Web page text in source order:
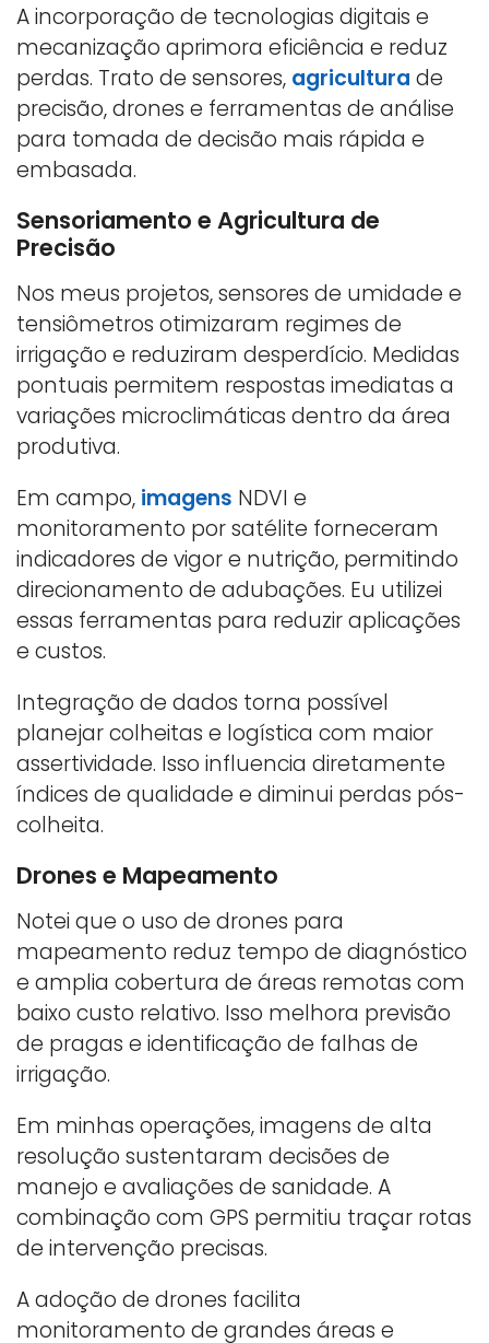
A incorporação de tecnologias digitais e
mecanização aprimora eficiência e reduz
perdas. Trato de sensores, agricultura de
precisão, drones e ferramentas de análise
para tomada de decisão mais rápida e
embasada.
Sensoriamento e Agricultura de
Precisão
Nos meus projetos, sensores de umidade e
tensiômetros otimizaram regimes de
irrigação e reduziram desperdício. Medidas
pontuais permitem respostas imediatas a
variações microclimáticas dentro da área
produtiva.
Em campo, imagens NDVI e
monitoramento por satélite forneceram
indicadores de vigor e nutrição, permitindo
direcionamento de adubações. Eu utilizei
essas ferramentas para reduzir aplicações
e custos.
Integração de dados torna possível
planejar colheitas e logística com maior
assertividade. Isso influencia diretamente
índices de qualidade e diminui perdas pós-
colheita.
Drones e Mapeamento
Notei que o uso de drones para
mapeamento reduz tempo de diagnóstico
e amplia cobertura de áreas remotas com
baixo custo relativo. Isso melhora previsão
de pragas e identificação de falhas de
irrigação.
Em minhas operações, imagens de alta
resolução sustentaram decisões de
manejo e avaliações de sanidade. A
combinação com GPS permitiu traçar rotas
de intervenção precisas.
A adoção de drones facilita
monitoramento de grandes áreas e